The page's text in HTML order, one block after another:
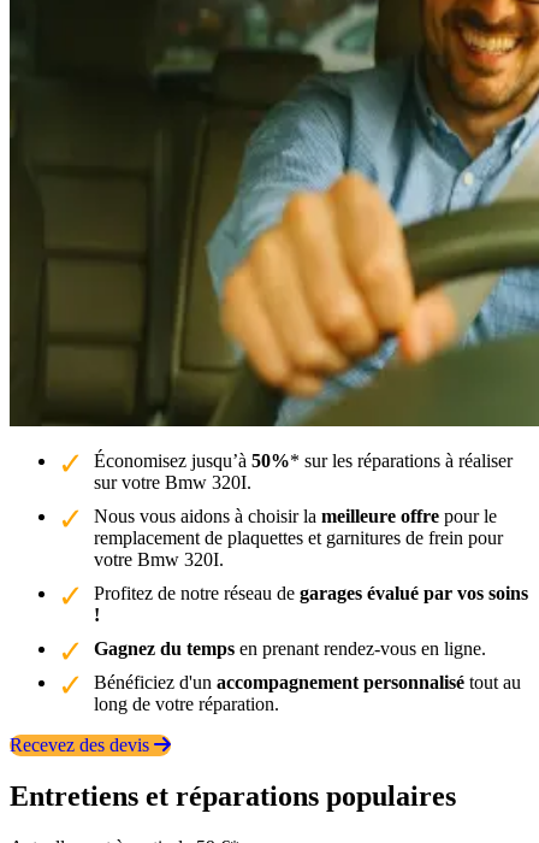
Économisez jusqu’à 50%* sur les réparations à réaliser
sur votre Bmw 320I.
Nous vous aidons à choisir la meilleure offre pour le
remplacement de plaquettes et garnitures de frein pour
votre Bmw 320I.
Profitez de notre réseau de garages évalué par vos soins
!
Gagnez du temps en prenant rendez-vous en ligne.
Bénéficiez d'un accompagnement personnalisé tout au
long de votre réparation.
Recevez des devis
Entretiens et réparations populaires